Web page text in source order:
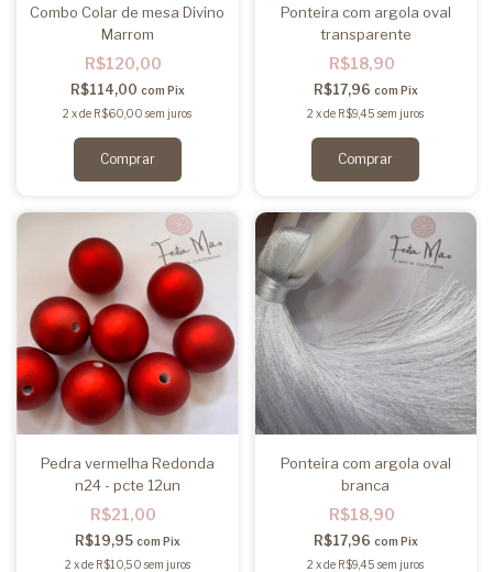
Combo Colar de mesa Divino
Marrom
R$120,00
R$114,00 com Pix
2 xde R$60,00 sem juros
Ponteira com argola oval
transparente
R$18,90
R$17,96 com Pix
2 xde R$9,45 sem juros
Pedra vermelha Redonda
n24 - pcte 12un
R$21,00
R$19,95 com Pix
2 xde R$10,50 sem juros
Ponteira com argola oval
branca
R$18,90
R$17,96 com Pix
2 xde R$9,45 sem juros